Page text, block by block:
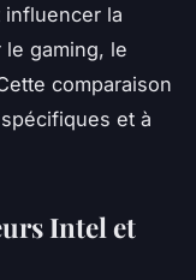
la
gaming, le
comparaison
et à
Intel et